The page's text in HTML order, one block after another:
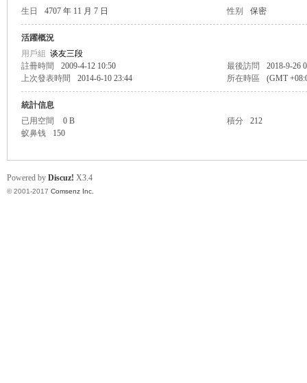
生日 4707 年 11 月 7 日 性别 保密
活躍概況
用戶組 谈友三段
註冊時間
2009-4-12 10:50 最後訪問
2018-9-26
上次發表時間
2014-6-10 23:44 所在時區 (GMT
統計信息
已用空間
0 B 積分
212
蚁鼻钱
150
Powered by Discuz! X3.4
© 2001-2017 Comsenz Inc.